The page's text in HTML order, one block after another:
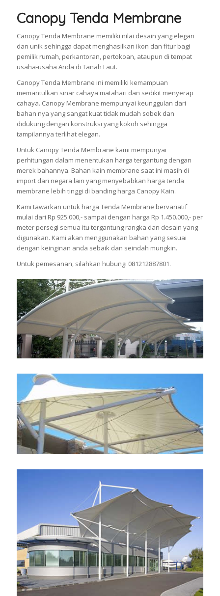
Canopy Tenda Membrane
Canopy Tenda Membrane memiliki nilai desain yang elegan
dan unik sehingga dapat menghasilkan ikon dan fitur bagi
pemilik rumah, perkantoran, pertokoan, ataupun di tempat
usaha-usaha Anda di Tanah Laut.
Canopy Tenda Membrane ini memiliki kemampuan
memantulkan sinar cahaya matahari dan sedikit menyerap
cahaya. Canopy Membrane mempunyai keunggulan dari
bahan nya yang sangat kuat tidak mudah sobek dan
didukung dengan konstruksi yang kokoh sehingga
tampilannya terlihat elegan.
Untuk Canopy Tenda Membrane kami mempunyai
perhitungan dalam menentukan harga tergantung dengan
merek bahannya. Bahan kain membrane saat ini masih di
import dari negara lain yang menyebabkan harga tenda
membrane lebih tinggi di banding harga Canopy Kain.
Kami tawarkan untuk harga Tenda Membrane bervariatif
mulai dari Rp 925.000,- sampai dengan harga Rp 1.450.000,- per
meter persegi semua itu tergantung rangka dan desain yang
digunakan. Kami akan menggunakan bahan yang sesuai
dengan keinginan anda sebaik dan seindah mungkin.
Untuk pemesanan, silahkan hubungi 081212887801.